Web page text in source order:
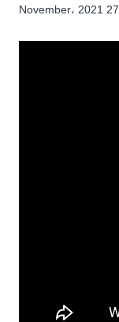
27 November، 2021